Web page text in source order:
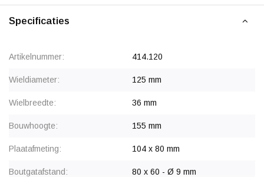
Specificaties
Artikelnummer: 414.120
Wieldiameter: 125 mm
Wielbreedte: 36 mm
Bouwhoogte: 155 mm
Plaatafmeting: 104 x 80 mm
Boutgatafstand: 80 x 60 - Ø 9 mm